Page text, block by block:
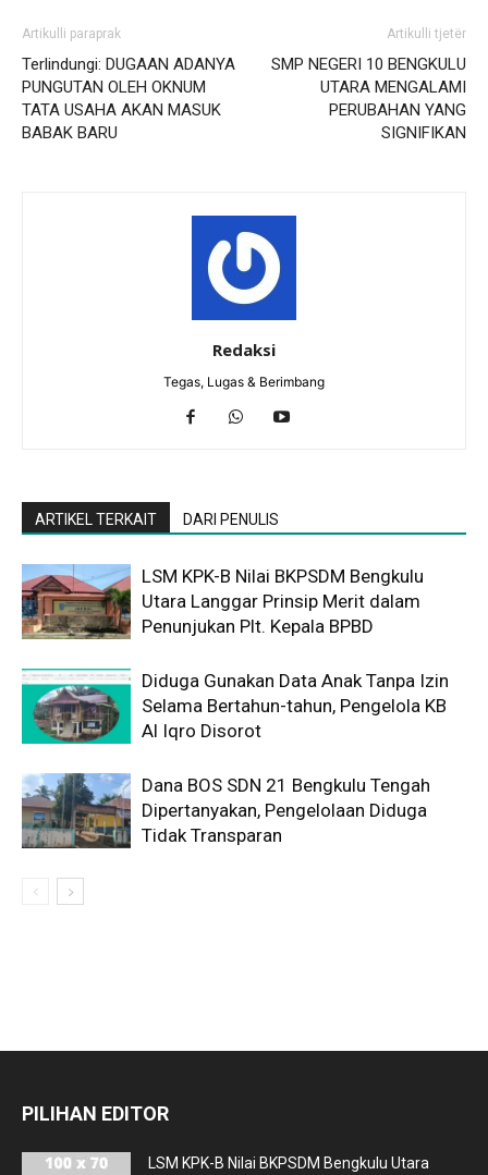
Artikulli paraprak
Terlindungi: DUGAAN ADANYA
PUNGUTAN OLEH OKNUM
TATA USAHA AKAN MASUK
BABAK BARU
Artikulli tjetër
SMP NEGERI 10 BENGKULU
UTARA MENGALAMI
PERUBAHAN YANG
SIGNIFIKAN
Redaksi
Tegas, Lugas & Berimbang
ARTIKEL TERKAIT DARI PENULIS
LSM KPK-B Nilai BKPSDM Bengkulu
Utara Langgar Prinsip Merit dalam
Penunjukan Plt. Kepala BPBD
Diduga Gunakan Data Anak Tanpa Izin
Selama Bertahun-tahun, Pengelola KB
Al Iqro Disorot
Dana BOS SDN 21 Bengkulu Tengah
Dipertanyakan, Pengelolaan Diduga
Tidak Transparan
PILIHAN EDITOR
LSM KPK-B Nilai BKPSDM Bengkulu Utara